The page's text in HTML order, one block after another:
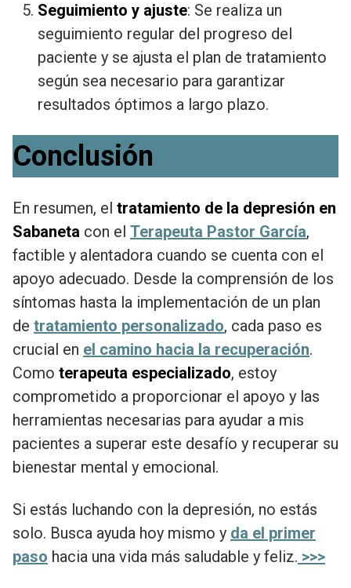
Seguimiento y ajuste: Se realiza un
seguimiento regular del progreso del
paciente y se ajusta el plan de tratamiento
según sea necesario para garantizar
resultados óptimos a largo plazo.
Conclusión
En resumen, el tratamiento de la depresión en
Sabaneta con el Terapeuta Pastor García,
factible y alentadora cuando se cuenta con el
apoyo adecuado. Desde la comprensión de los
síntomas hasta la implementación de un plan
de tratamiento personalizado, cada paso es
crucial en el camino hacia la recuperación.
Como terapeuta especializado, estoy
comprometido a proporcionar el apoyo y las
herramientas necesarias para ayudar a mis
pacientes a superar este desafío y recuperar su
bienestar mental y emocional.
Si estás luchando con la depresión, no estás
solo. Busca ayuda hoy mismo y da el primer
paso hacia una vida más saludable y feliz. >>>